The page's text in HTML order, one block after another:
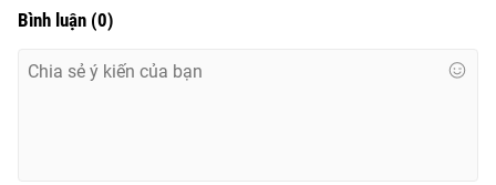
Nguyễn Trọng Ninh
Bình luận (0)